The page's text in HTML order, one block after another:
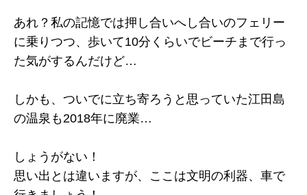
あれ？私の記憶では押し合いへし合いのフェリー
に乗りつつ、歩いて10分くらいでビーチまで行っ
た気がするんだけど…
しかも、ついでに立ち寄ろうと思っていた江田島
の温泉も2018年に廃業…
しょうがない！
思い出とは違いますが、ここは文明の利器、車で